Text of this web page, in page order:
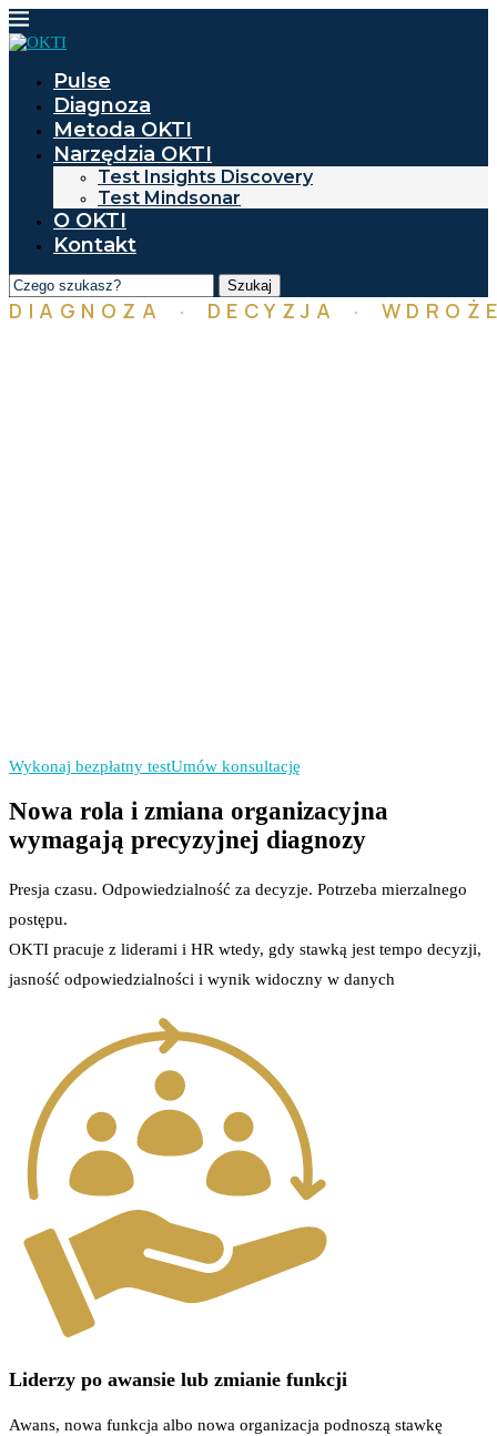
Pulse
Diagnoza
Metoda OKTI
Narzędzia OKTI
Test Insights Discovery
Test Mindsonar
O OKTI
Kontakt
Szukaj
DIAGNOZA · DECYZJA ·
Wykonaj bezpłatny testUmów konsultację
Nowa rola i zmiana organizacyjna
wymagają precyzyjnej diagnozy
Presja czasu. Odpowiedzialność za decyzje. Potrzeba mierzalnego
postępu.
OKTI pracuje z liderami i HR wtedy, gdy stawką jest tempo decyzji,
jasność odpowiedzialności i wynik widoczny w danych
Liderzy po awansie lub zmianie funkcji
Awans, nowa funkcja albo nowa organizacja podnoszą stawkę